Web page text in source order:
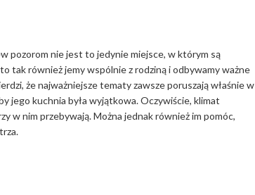
pozorom nie jest to jedynie miejsce, w którym są
tak również jemy wspólnie z rodziną i odbywamy ważne
że najważniejsze tematy zawsze poruszają właśnie w
jego kuchnia była wyjątkowa. Oczywiście, klimat
w nim przebywają. Można jednak również im pomóc,